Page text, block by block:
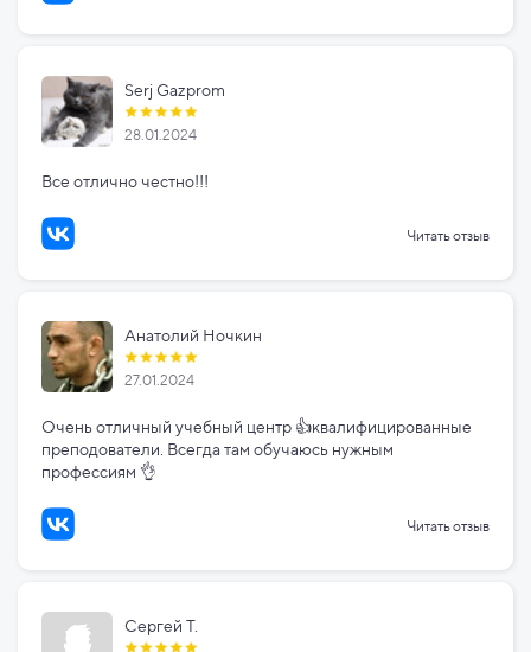
Serj Gazprom
28.01.2024
Все отлично честно!!!
Читать отзыв
Анатолий Ночкин
27.01.2024
Очень отличный учебный центр 👍квалифицированные
преподователи. Всегда там обучаюсь нужным
профессиям 👌
Читать отзыв
Сергей Т.